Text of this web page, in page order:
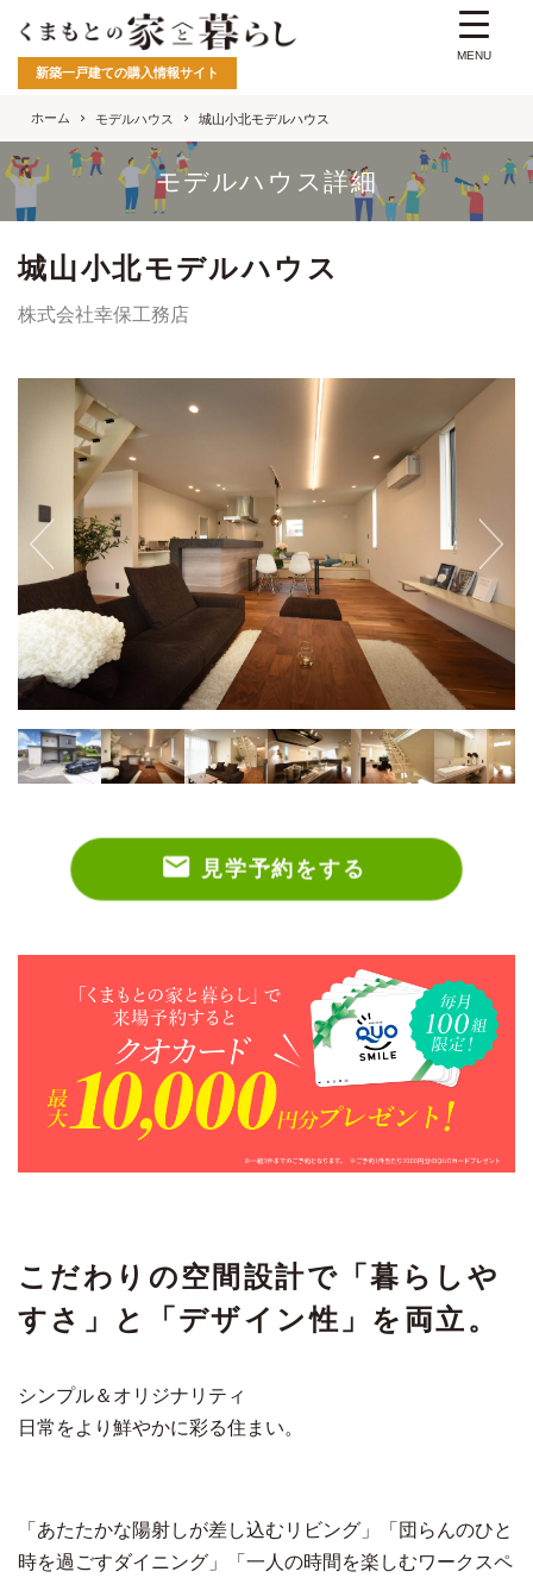
新築一戸建ての購入情報サイト
ホーム モデルハウス 城山小北モデルハウス
モデルハウス詳細
城山小北モデルハウス
株式会社幸保工務店
見学予約をする
こだわりの空間設計で「暮らしや
すさ」と「デザイン性」を両立。
シンプル＆オリジナリティ
日常をより鮮やかに彩る住まい。
「あたたかな陽射しが差し込むリビング」「団らんのひと
時を過ごすダイニング」「一人の時間を楽しむワークスペ
MENU